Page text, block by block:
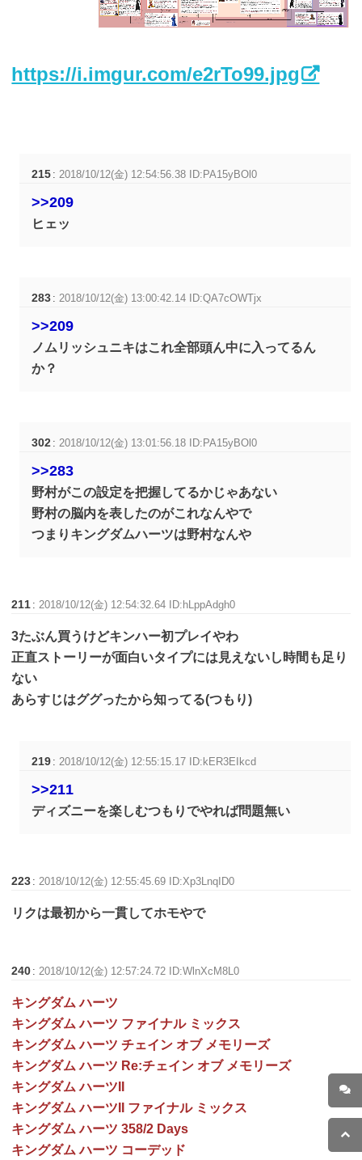
https://i.imgur.com/e2rTo99.jpg
215 : 2018/10/12(金) 12:54:56.38 ID:PA15yBOl0
>>209
ヒェッ
283 : 2018/10/12(金) 13:00:42.14 ID:QA7cOWTjx
>>209
ノムリッシュニキはこれ全部頭ん中に入ってるん
か？
302 : 2018/10/12(金) 13:01:56.18 ID:PA15yBOl0
>>283
野村がこの設定を把握してるかじゃあない
野村の脳内を表したのがこれなんやで
つまりキングダムハーツは野村なんや
211 : 2018/10/12(金) 12:54:32.64 ID:hLppAdgh0
3たぶん買うけどキンハー初プレイやわ
正直ストーリーが面白いタイプには見えないし時間も足り
ない
あらすじはググったから知ってる(つもり)
219 : 2018/10/12(金) 12:55:15.17 ID:kER3EIkcd
>>211
ディズニーを楽しむつもりでやれば問題無い
223 : 2018/10/12(金) 12:55:45.69 ID:Xp3LnqID0
リクは最初から一貫してホモやで
240 : 2018/10/12(金) 12:57:24.72 ID:WlnXcM8L0
キングダム ハーツ
キングダム ハーツ ファイナル ミックス
キングダム ハーツ チェイン オブ メモリーズ
キングダム ハーツ Re:チェイン オブ メモリーズ
キングダム ハーツII
キングダム ハーツII ファイナル ミックス
キングダム ハーツ 358/2 Days
キングダム ハーツ コーデッド